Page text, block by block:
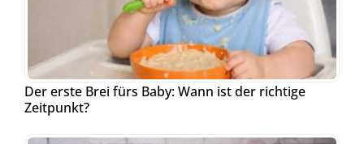
Der erste Brei fürs Baby: Wann ist der richtige
Zeitpunkt?